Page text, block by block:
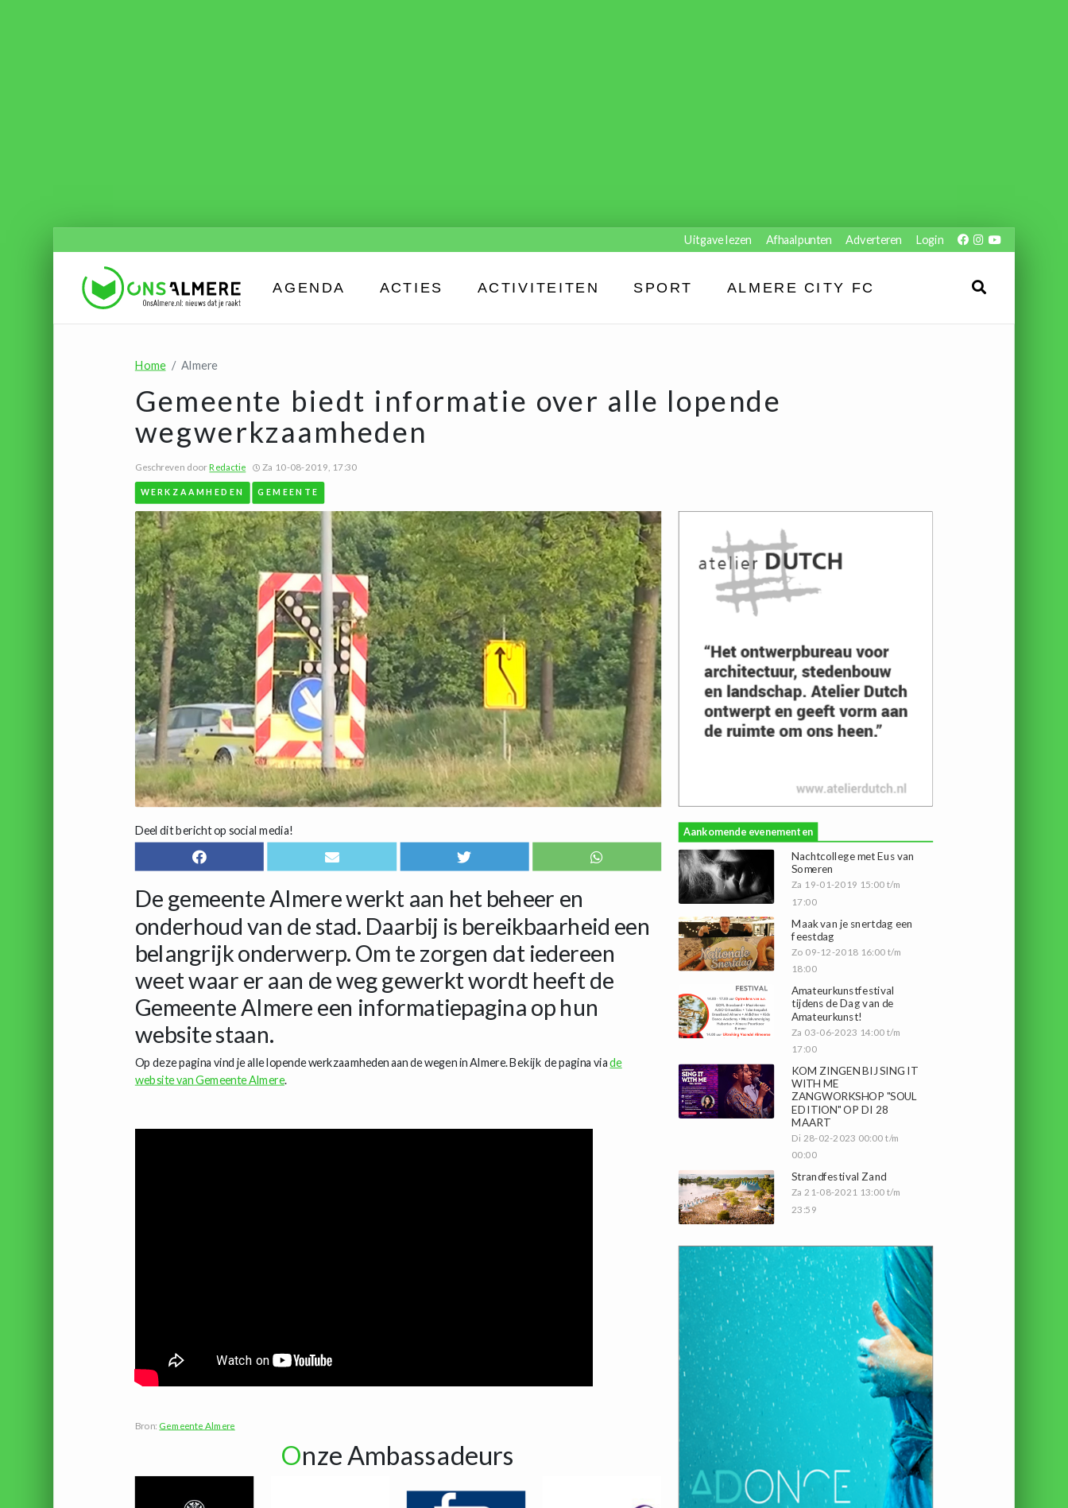
Uitgave lezen Afhaalpunten Adverteren Login
AGENDA ACTIES ACTIVITEITEN SPORT ALMERE CITY FC
Home Almere
Gemeente biedt informatie over alle lopende
wegwerkzaamheden
Geschreven doorRedactie Za 10-08-2019, 17:30
WERKZAAMHEDEN GEMEENTE
Deel dit bericht op social media!
De gemeente Almere werkt aan het beheer en
onderhoud van de stad. Daarbij is bereikbaarheid een
belangrijk onderwerp. Om te zorgen dat iedereen
weet waar er aan de weg gewerkt wordt heeft de
Gemeente Almere een informatiepagina op hun
website staan.
Op deze pagina vind je alle lopende werkzaamheden aan de wegen in Almere. Bekijk de pagina viade
website van Gemeente Almere.
Bron: Gemeente Almere
Onze Ambassadeurs
Aankomende evenementen
Nachtcollege met Eus van
Someren
Za 19-01-2019 15:00 t/m
17:00
Maak van je snertdag een
feestdag
Zo 09-12-2018 16:00 t/m
18:00
Amateurkunstfestival
tijdens de Dag van de
Amateurkunst!
Za 03-06-2023 14:00 t/m
17:00
KOM ZINGEN BIJ SING IT
WITH ME
ZANGWORKSHOP "SOUL
EDITION" OP DI 28
MAART
Di 28-02-2023 00:00 t/m
00:00
Strandfestival Zand
Za 21-08-2021 13:00 t/m
23:59